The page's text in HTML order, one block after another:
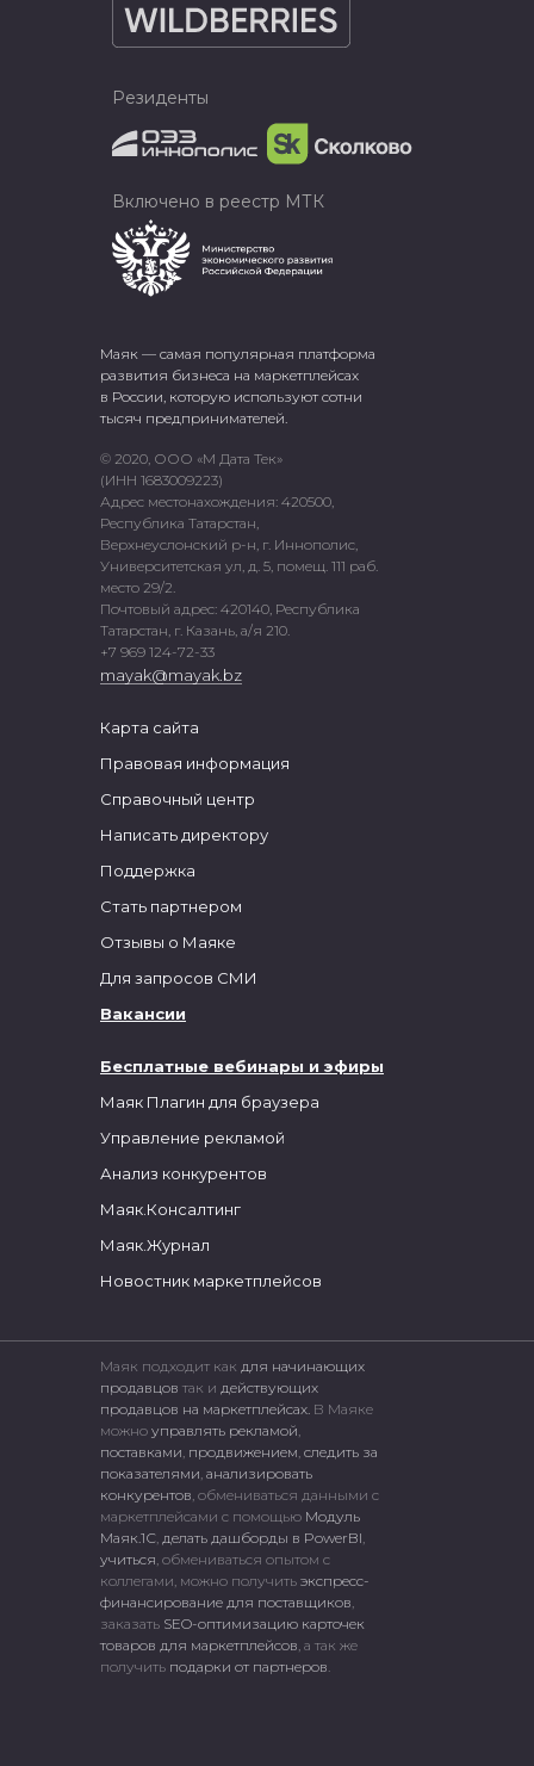
Маяк — самая популярная платформа
развития бизнеса на маркетплейсах
в России, которую используют сотни
тысяч предпринимателей.
© 2020, ООО «М Дата Тек»
(ИНН 1683009223)
Адрес местонахождения: 420500,
Республика Татарстан,
Верхнеуслонский р-н, г. Иннополис,
Университетская ул, д. 5, помещ. 111 раб.
место 29/2.
Почтовый адрес: 420140, Республика
Татарстан, г. Казань, а/я 210.
+7 969 124-72-33
mayak@mayak.bz
Бесплатные вебинары и эфиры
Маяк Плагин для браузера
Управление рекламой
Анализ конкурентов
Маяк.Консалтинг
Маяк.Журнал
Новостник маркетплейсов
Карта сайта
Правовая информация
Справочный центр
Написать директору
Поддержка
Стать партнером
Отзывы о Маяке
Для запросов СМИ
Вакансии
Резиденты
Включено в реестр МТК
Маяк подходит как для начинающих
продавцов так и действующих
продавцов на маркетплейсах. В Маяке
можно управлять рекламой,
поставками, продвижением, следить за
показателями, анализировать
конкурентов, обмениваться данными с
маркетплейсами c помощью Модуль
Маяк.1С, делать дашборды в PowerBI,
учиться, обмениваться опытом с
коллегами, можно получить экспресс-
финансирование для поставщиков,
заказать SEO-оптимизацию карточек
товаров для маркетплейсов, а так же
получить подарки от партнеров.